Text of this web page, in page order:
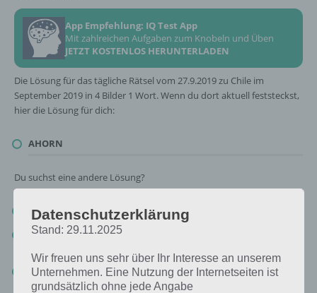
App Empfehlung: IQ Test App
Mit zahlreichen Aufgaben zum Knobeln und Üben
JETZT KOSTENLOS HERUNTERLADEN
Die Lösung für das tägliche Rätsel vom 27.9.2019 zu Chile im
September 2019 in 4 Bilder 1 Wort. Wenn du dort aktuell feststeckst,
hier die Lösung für dich:
AHORN
Du suchst eine andere Lösung?
Tägliches BONUS Rätsel: Zur Lösung vom 27.9.2019
Rätsel aus dem Jahr 2018:
Zur Übersicht:4 Bilder 1 Wort Lösungen zu Chile im September
2019!
Datenschutzerklärung
Stand: 29.11.2025
Wir freuen uns sehr über Ihr Interesse an unserem
Unternehmen. Eine Nutzung der Internetseiten ist
grundsätzlich ohne jede Angabe